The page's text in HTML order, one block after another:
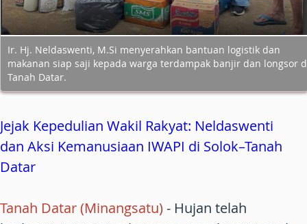
Ir. Hj. Neldaswenti, M.Si menyerahkan bantuan logistik dan
makanan siap saji kepada warga terdampak banjir dan longsor
Tanah Datar.
Jejak Kepedulian Wakil Rakyat: Neldaswenti
dan Aksi Kemanusiaan IWAPI di Solok–Tanah
Datar
Tanah Datar (Minangsatu) - Hujan telah